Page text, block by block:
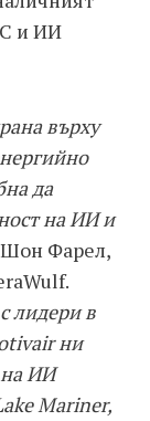
и ИИ
върху
да
на ИИ и
Фарел,
лидери в
ни
на ИИ
Mariner,